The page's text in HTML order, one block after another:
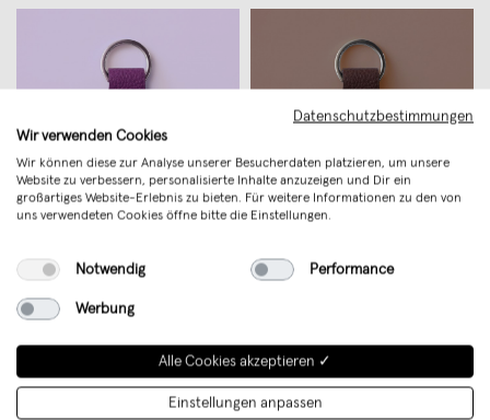
VANDEBAG Manufaktur
VANDEBAG Manufaktur
Datenschutzbestimmungen
Wir verwenden Cookies
Wir können diese zur Analyse unserer Besucherdaten platzieren, um unsere
Website zu verbessern, personalisierte Inhalte anzuzeigen und Dir ein
großartiges Website-Erlebnis zu bieten. Für weitere Informationen zu den von
uns verwendeten Cookies öffne bitte die Einstellungen.
Notwendig Performance
Werbung
Alle Cookies akzeptieren ✓
Einstellungen anpassen